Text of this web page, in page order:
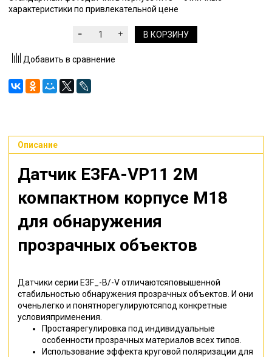
характеристики по привлекательной цене
В КОРЗИНУ
Добавить в сравнение
Описание
Датчик E3FA-VP11 2M
компактном корпусе M18
для обнаружения
прозрачных объектов
Датчики серии E3F_-B/-V отличаютсяповышенной
стабильностью обнаружения прозрачных объектов. И они
оченьлегко и понятнорегулируютсяпод конкретные
условияприменения.
Простаярегулировка под индивидуальные
особенности прозрачных материалов всех типов.
Использование эффекта круговой поляризации для